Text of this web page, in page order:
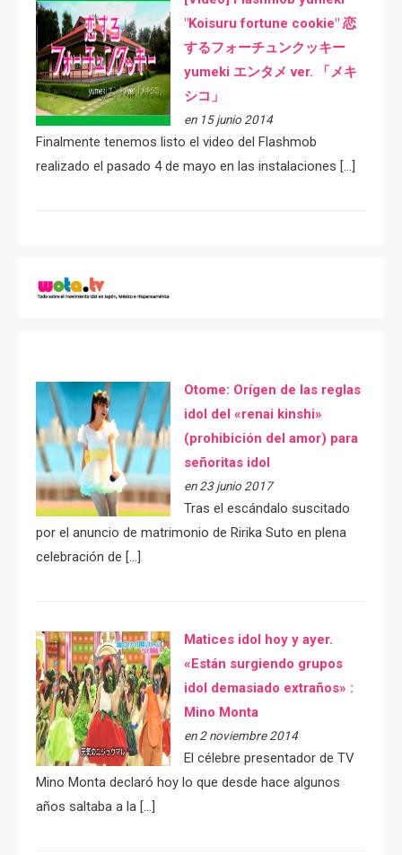
"Koisuru fortune cookie" 恋
するフォーチュンクッキー
yumeki エンタメ ver. 「メキ
シコ」
en 15 junio 2014
Finalmente tenemos listo el video del Flashmob
realizado el pasado 4 de mayo en las instalaciones […]
Otome: Orígen de las reglas
idol del «renai kinshi»
(prohibición del amor) para
señoritas idol
en 23 junio 2017
Tras el escándalo suscitado
por el anuncio de matrimonio de Ririka Suto en plena
celebración de […]
Matices idol hoy y ayer.
«Están surgiendo grupos
idol demasiado extraños» :
Mino Monta
en 2 noviembre 2014
El célebre presentador de TV
Mino Monta declaró hoy lo que desde hace algunos
años saltaba a la […]